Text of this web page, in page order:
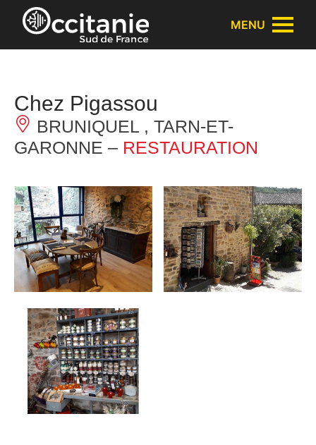
Cookies management panel
MENU
Chez Pigassou
BRUNIQUEL , TARN-ET-
GARONNE – RESTAURATION